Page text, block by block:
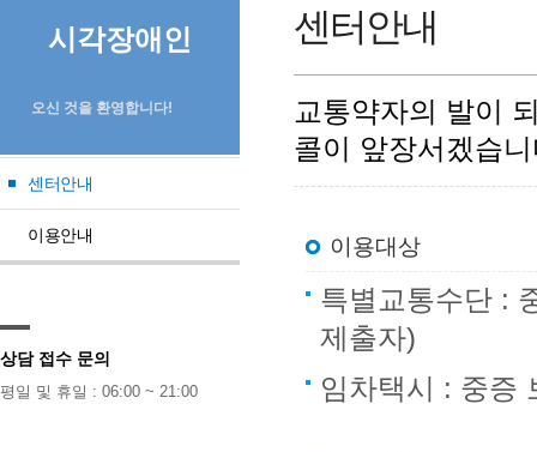
시각장애인
오신 것을 환영합니다!
센터안내
이용안내
상담 접수 문의
평일 및 휴일 : 06:00 ~ 21:00
센터안내
교통약자의 발이
콜이 앞장서겠습
이용대상
특별교통수단 :
제출자)
임차택시 : 중증